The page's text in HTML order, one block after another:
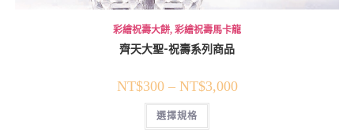
彩繪祝壽大餅, 彩繪祝壽馬卡龍
齊天大聖-祝壽系列商品
NT$300– NT$3,000
選擇規格